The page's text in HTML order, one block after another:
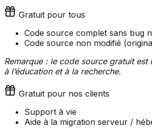
Gratuit pour tous
Code source complet sans bug
Code source non modifié
Remarque : le code source gratuit est
à l’éducation et à la recherche.
Gratuit pour nos clients
Support à vie
Aide à la migration serveur /